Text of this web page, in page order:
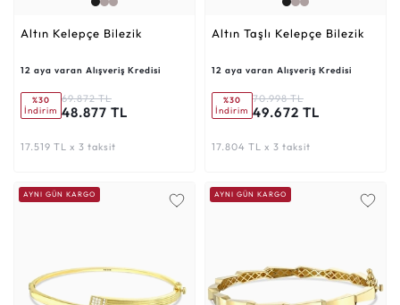
Altın Kelepçe Bilezik
12 aya varan Alışveriş Kredisi
%30
İndirim
69.872 TL
48.877 TL
17.519 TL x 3 taksit
Altın Taşlı Kelepçe Bilezik
12 aya varan Alışveriş Kredisi
%30
İndirim
70.998 TL
49.672 TL
17.804 TL x 3 taksit
AYNI GÜN KARGO AYNI GÜN KARGO